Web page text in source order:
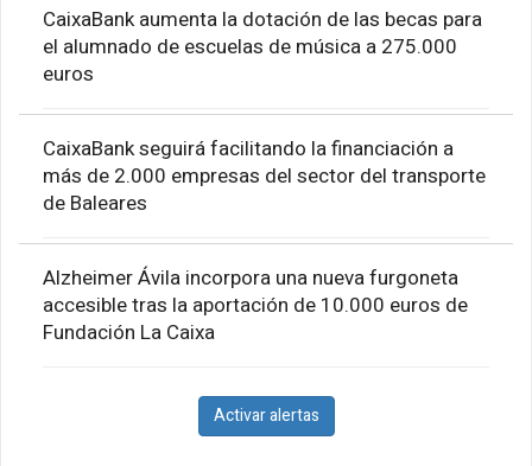
CaixaBank aumenta la dotación de las becas para
el alumnado de escuelas de música a 275.000
euros
CaixaBank seguirá facilitando la financiación a
más de 2.000 empresas del sector del transporte
de Baleares
Alzheimer Ávila incorpora una nueva furgoneta
accesible tras la aportación de 10.000 euros de
Fundación La Caixa
Activar alertas